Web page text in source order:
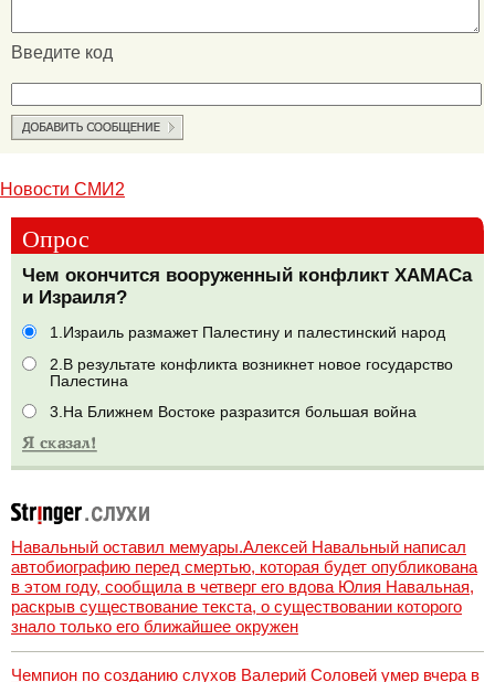
Введите код
Новости СМИ2
Опрос
Чем окончится вооруженный конфликт ХАМАСа
и Израиля?
1.Израиль размажет Палестину и палестинский народ
2.В результате конфликта возникнет новое государство
Палестина
3.На Ближнем Востоке разразится большая война
Навальный оставил мемуары.Алексей Навальный написал
автобиографию перед смертью, которая будет опубликована
в этом году, сообщила в четверг его вдова Юлия Навальная,
раскрыв существование текста, о существовании которого
знало только его ближайшее окружен
Чемпион по созданию слухов Валерий Соловей умер вчера в